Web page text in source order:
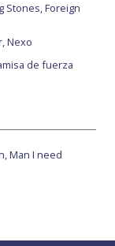
Stones, Foreign
Nexo
de fuerza
Man I need